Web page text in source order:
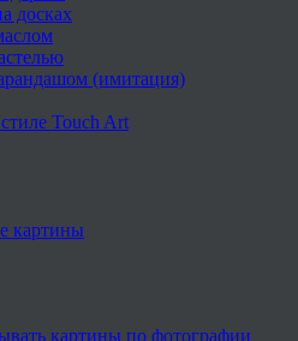
досках
(имитация)
Touch Art
картины